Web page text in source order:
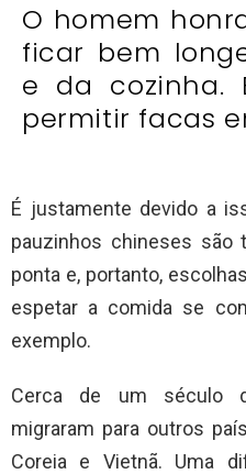
O homem
ficar bem
e da cozinha.
permitir facas
É justamente devido a
pauzinhos chineses são
ponta e, portanto,
espetar a comida se
exemplo.
Cerca de um século
migraram para outros
Coreia e Vietnã. Uma